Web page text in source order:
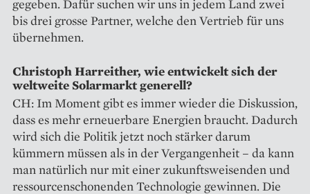
gegeben. Dafür suchen wir uns in jedem Land zwei
bis drei grosse Partner, welche den Vertrieb für uns
übernehmen.
Christoph Harreither, wie ­ent­wickelt sich der
weltweite ­Solarmarkt generell?
CH: Im Moment gibt es immer wieder die Diskussion,
dass es mehr erneuerbare Energien braucht. Dadurch
wird sich die Politik jetzt noch stärker darum
kümmern müssen als in der Vergangenheit – da kann
man natürlich nur mit einer zukunftsweisenden und
ressourcenschonenden Technologie gewinnen. Die